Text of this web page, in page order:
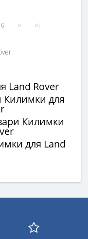
6 > >|
Land Rover
Килимки для
Килимки
для Land